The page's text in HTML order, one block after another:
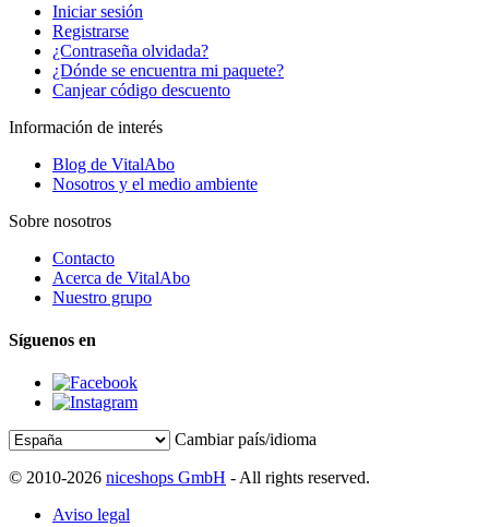
Iniciar sesión
Registrarse
¿Contraseña olvidada?
¿Dónde se encuentra mi paquete?
Canjear código descuento
Información de interés
Blog de VitalAbo
Nosotros y el medio ambiente
Sobre nosotros
Contacto
Acerca de VitalAbo
Nuestro grupo
Síguenos en
Cambiar país/idioma
© 2010-2026 niceshops GmbH - All rights reserved.
Aviso legal